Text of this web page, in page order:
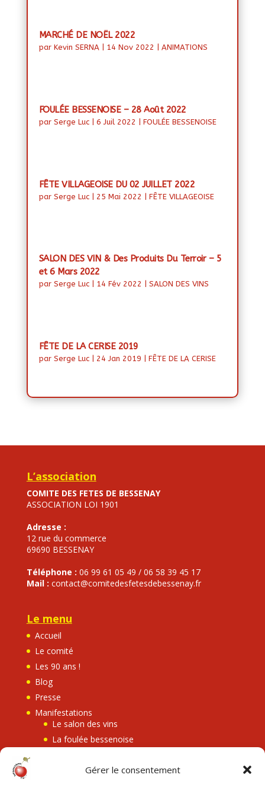
Gérer le consentement
MARCHÉ DE NOËL 2022
par Kevin SERNA| 14 Nov 2022 ANIMATIONS
FOULÉE BESSENOISE – 28 Août 2022
par Serge Luc| 6 Juil 2022 FOULÉE BESSENOISE
FÊTE VILLAGEOISE DU 02 JUILLET 2022
par Serge Luc| 25 Mai 2022 | FÊTE VILLAGEOISE
SALON DES VIN & Des Produits Du Terroir – 5
et 6 Mars 2022
par Serge Luc| 14 Fév 2022 SALON DES VINS
FÊTE DE LA CERISE 2019
par Serge Luc| 24 Jan 2019 FÊTE DE LA CERISE
L’association
COMITE DES FETES DE BESSENAY
ASSOCIATION LOI 1901
Adresse :
12 rue du commerce
69690 BESSENAY
Téléphone : 06 99 61 05 49 / 06 58 39 45 17
Mail : contact@comitedesfetesdebessenay.fr
Le menu
Accueil
Le comité
Les 90 ans !
Blog
Presse
Manifestations
Le salon des vins
La foulée bessenoise
Les retransmissions